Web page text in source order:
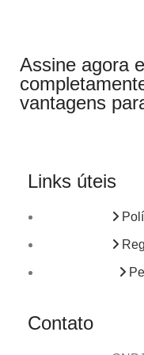
Assine agora
vantagens
Links úteis
Contato